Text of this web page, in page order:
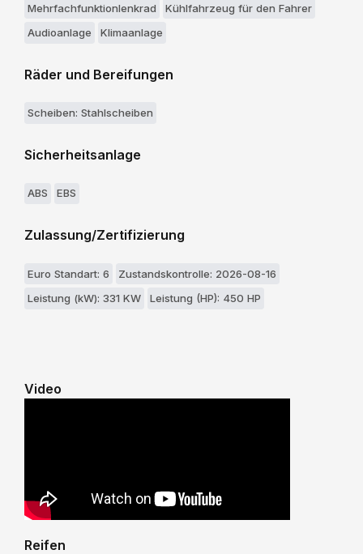
Mehrfachfunktionlenkrad
Kühlfahrzeug für den Fahrer
Audioanlage
Klimaanlage
Räder und Bereifungen
Scheiben: Stahlscheiben
Sicherheitsanlage
ABS EBS
Zulassung/Zertifizierung
Euro Standart: 6
Zustandskontrolle: 2026-08-16
Leistung (kW): 331 KW
Leistung (HP): 450 HP
Video
Reifen